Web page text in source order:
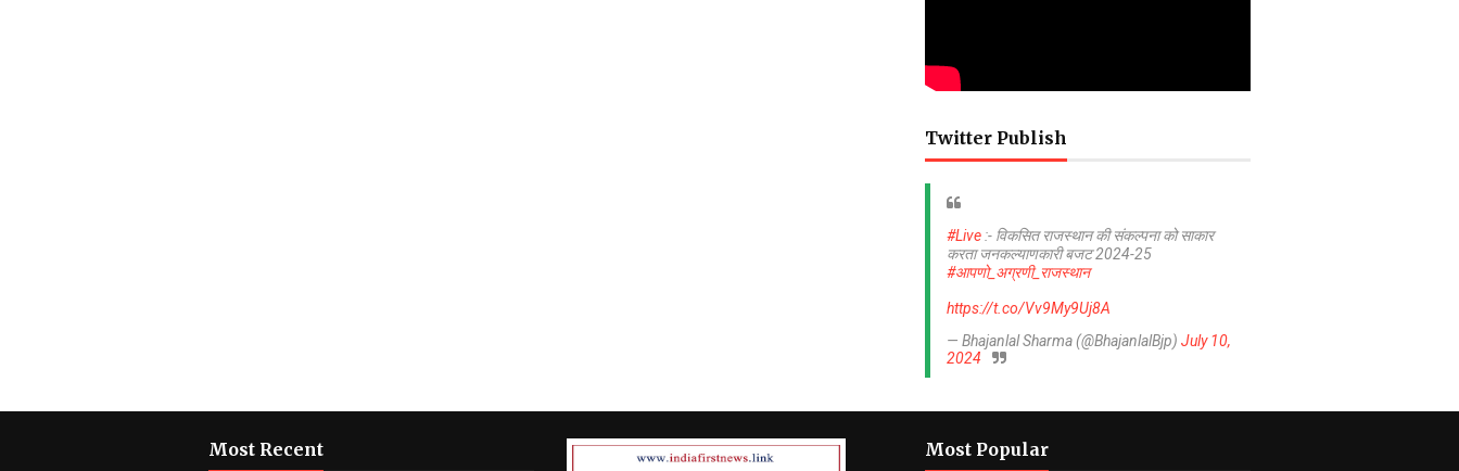
Twitter Publish
#Live :- विकसित राजस्थान की संकल्पना को साकार
करता जनकल्याणकारी बजट 2024-25
#आपणो_अग्रणी_राजस्थान
https://t.co/Vv9My9Uj8A
— Bhajanlal Sharma (@BhajanlalBjp) July 10,
2024
Most Recent Most Popular